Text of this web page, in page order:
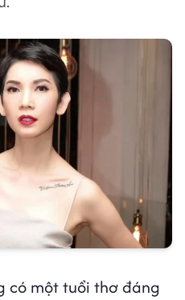
có một tuổi thơ đáng